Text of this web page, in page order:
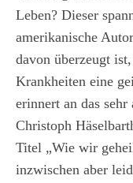
Leben? Dieser
amerikanische
davon überzeugt
Krankheiten eine
erinnert an das
Christoph
Titel „Wie wir
inzwischen aber